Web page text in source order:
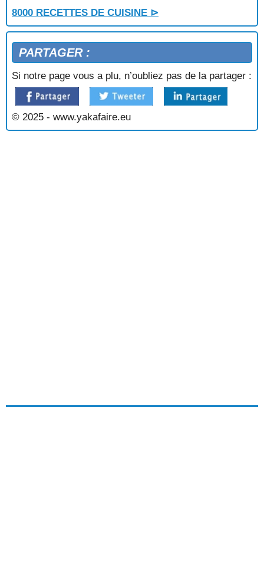
8000 RECETTES DE CUISINE ⊳
PARTAGER :
Si notre page vous a plu, n’oubliez pas de la partager :
© 2025 - www.yakafaire.eu